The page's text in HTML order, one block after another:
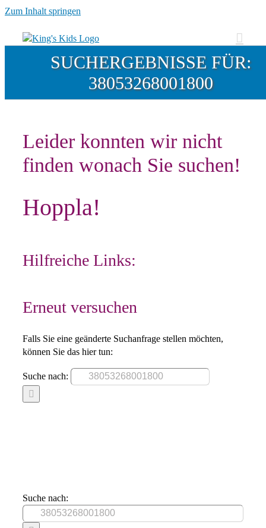
Zum Inhalt springen
SUCHERGEBNISSE FÜR:
38053268001800
Leider konnten wir nicht
finden wonach Sie suchen!
Hoppla!
Hilfreiche Links:
Erneut versuchen
Falls Sie eine geänderte Suchanfrage stellen möchten,
können Sie das hier tun:
Suche nach:
Suche nach: